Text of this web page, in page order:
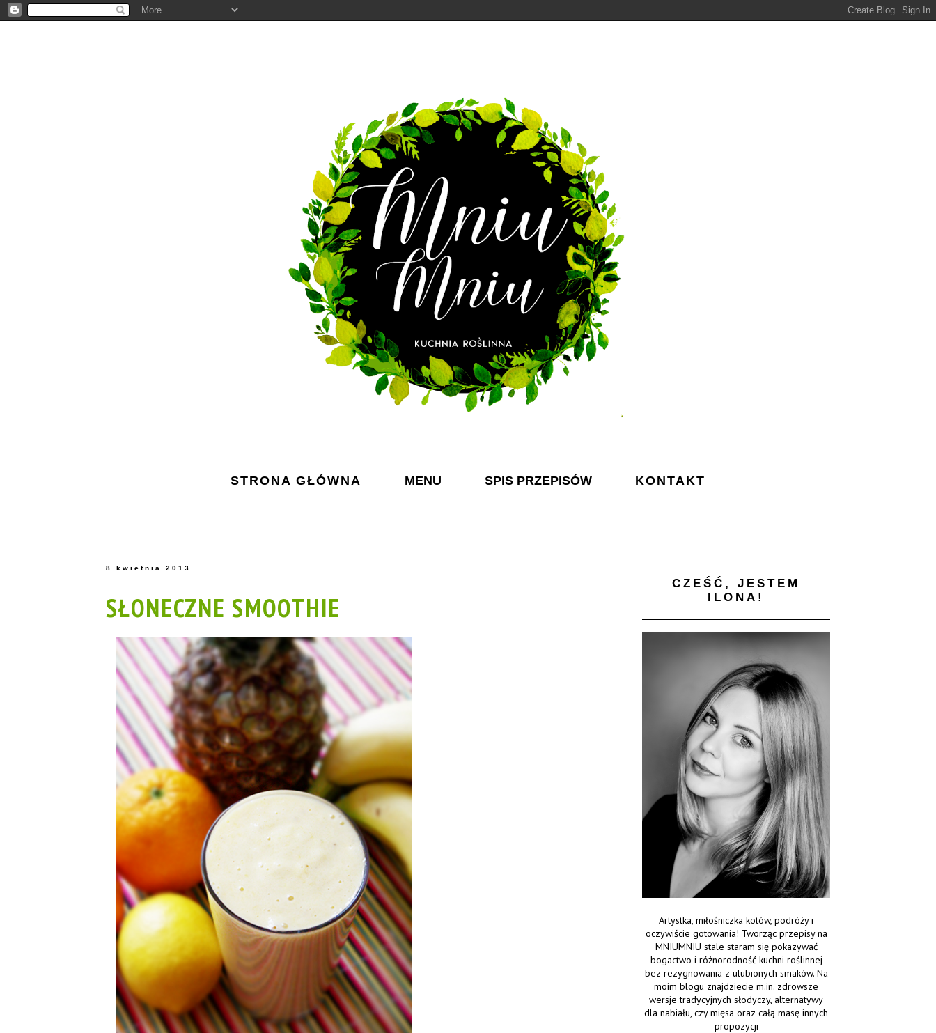
STRONA GŁÓWNA MENU SPIS PRZEPISÓW KONTAKT
8 kwietnia 2013
SŁONECZNE SMOOTHIE
CZEŚĆ, JESTEM
ILONA!
Artystka, miłośniczka kotów, podróży i
oczywiście gotowania! Tworząc przepisy na
MNIUMNIU stale staram się pokazywać
bogactwo i różnorodność kuchni roślinnej
bez rezygnowania z ulubionych smaków. Na
moim blogu znajdziecie m.in. zdrowsze
wersje tradycyjnych słodyczy, alternatywy
dla nabiału, czy mięsa oraz całą masę innych
propozycji